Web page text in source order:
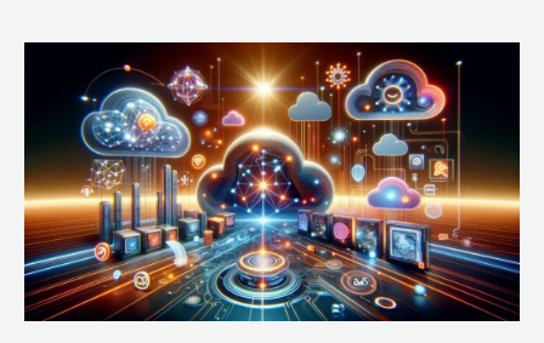
Nuvem:
Google
Cloud,
AWS
e
Azure